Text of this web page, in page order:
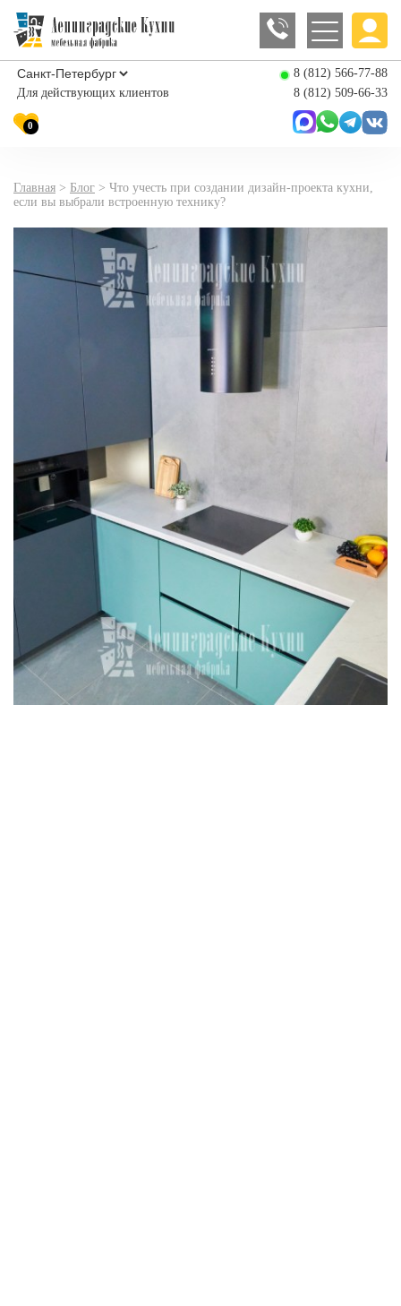
8 (812) 566-77-88
Для действующих клиентов
8 (812) 509-66-33
0
Главная > Блог > Что учесть при создании дизайн-проекта кухни,
если вы выбрали встроенную технику?